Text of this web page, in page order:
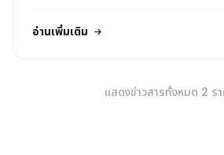
อ่านเพิ่มเติม
แสดงข่าวสารทั้งหมด 2 ร